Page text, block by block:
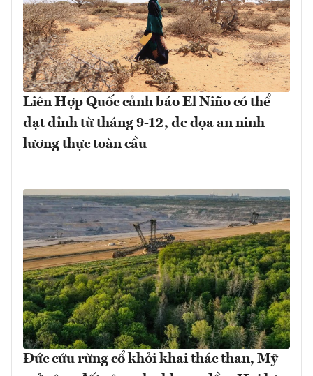
Liên Hợp Quốc cảnh báo El Niño có thể
đạt đỉnh từ tháng 9-12, đe dọa an ninh
lương thực toàn cầu
Đức cứu rừng cổ khỏi khai thác than, Mỹ